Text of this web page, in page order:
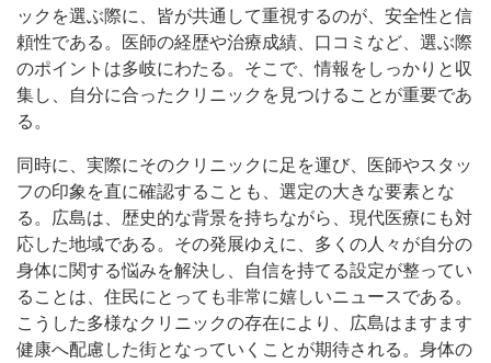
ックを選ぶ際に、皆が共通して重視するのが、安全性と信
頼性である。医師の経歴や治療成績、口コミなど、選ぶ際
のポイントは多岐にわたる。そこで、情報をしっかりと収
集し、自分に合ったクリニックを見つけることが重要であ
る。
同時に、実際にそのクリニックに足を運び、医師やスタッ
フの印象を直に確認することも、選定の大きな要素とな
る。広島は、歴史的な背景を持ちながら、現代医療にも対
応した地域である。その発展ゆえに、多くの人々が自分の
身体に関する悩みを解決し、自信を持てる設定が整ってい
ることは、住民にとっても非常に嬉しいニュースである。
こうした多様なクリニックの存在により、広島はますます
健康へ配慮した街となっていくことが期待される。身体の